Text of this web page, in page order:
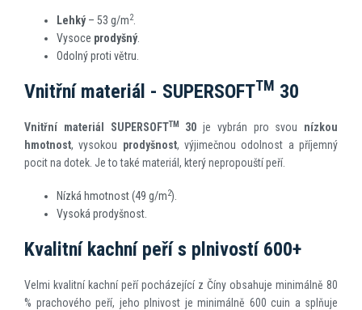
Lehký– 53 g/m2.
Vysoce prodyšný.
Odolný proti větru.
Vnitřní materiál - SUPERSOFTTM 30
Vnitřní materiál SUPERSOFTTM 30 je vybrán pro svou nízkou
hmotnost, vysokou prodyšnost, výjimečnou odolnost a příjemný
pocit na dotek. Je to také materiál, který nepropouští peří.
Nízká hmotnost (49 g/m2).
Vysoká prodyšnost.
Kvalitní kachní peří s plnivostí 600+
Velmi kvalitní kachní peří pocházející z Číny obsahuje minimálně 80
% prachového peří, jeho plnivost je minimálně 600 cuin a splňuje